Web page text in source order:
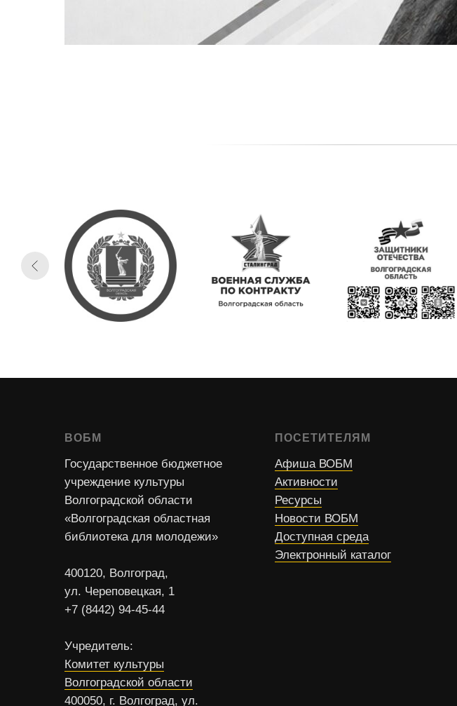
ВОБМ
Государственное бюджетное
учреждение культуры
Волгоградской области
«Волгоградская областная
библиотека для молодежи»
400120, Волгоград,
ул. Череповецкая, 1
+7 (8442) 94-45-44
Учредитель:
Комитет культуры
Волгоградской области
400050, г. Волгоград, ул.
ПОСЕТИТЕЛЯМ
Афиша ВОБМ
Активности
Ресурсы
Новости ВОБМ
Доступная среда
Электронный каталог